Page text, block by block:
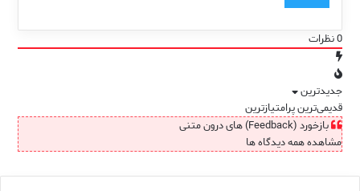
0نظرات
جدیدترین
قدیمی‌ترینپرامتیازترین
بازخورد (Feedback) های درون متنی
مشاهده همه دیدگاه ها